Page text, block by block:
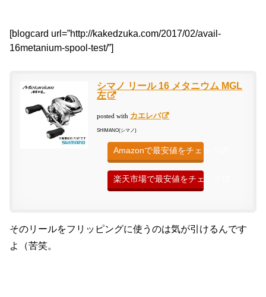
[blogcard url=”http://kakedzuka.com/2017/02/avail-
16metanium-spool-test/”]
シマノ リール 16 メタニウム MGL
左
posted with カエレバ
SHIMANO(シマノ)
Amazonで最安値をチェック
楽天市場で最安値をチェック
そのリールをフリッピングに使うのは気が引けるんです
よ（苦笑。